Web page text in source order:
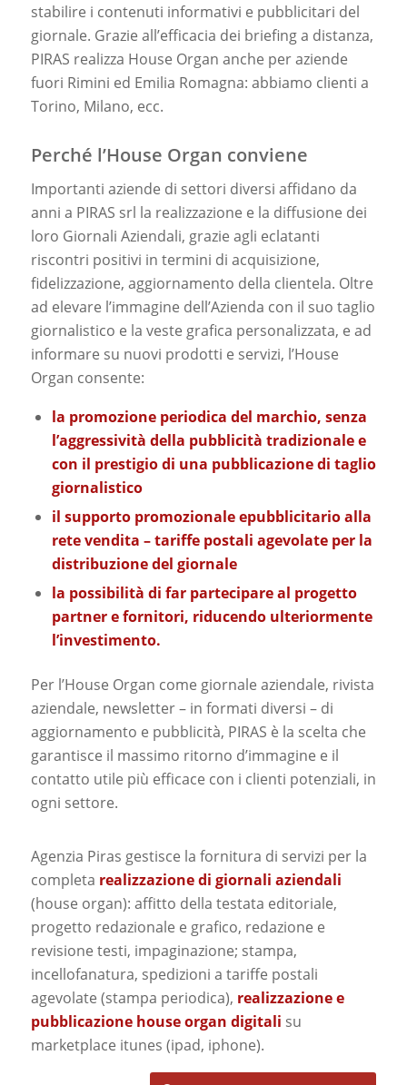
stabilire i contenuti informativi e pubblicitari del
giornale. Grazie all’efficacia dei briefing a distanza,
PIRAS realizza House Organ anche per aziende
fuori Rimini ed Emilia Romagna: abbiamo clienti a
Torino, Milano, ecc.
Perché l’House Organ conviene
Importanti aziende di settori diversi affidano da
anni a PIRAS srl la realizzazione e la diffusione dei
loro Giornali Aziendali, grazie agli eclatanti
riscontri positivi in termini di acquisizione,
fidelizzazione, aggiornamento della clientela. Oltre
ad elevare l’immagine dell’Azienda con il suo taglio
giornalistico e la veste grafica personalizzata, e ad
informare su nuovi prodotti e servizi, l’House
Organ consente:
la promozione periodica del marchio, senza
l’aggressività della pubblicità tradizionale e
con il prestigio di una pubblicazione di taglio
giornalistico
il supporto promozionale epubblicitario alla
rete vendita – tariffe postali agevolate per la
distribuzione del giornale
la possibilità di far partecipare al progetto
partner e fornitori, riducendo ulteriormente
l’investimento.
Per l’House Organ come giornale aziendale, rivista
aziendale, newsletter – in formati diversi – di
aggiornamento e pubblicità, PIRAS è la scelta che
garantisce il massimo ritorno d’immagine e il
contatto utile più efficace con i clienti potenziali, in
ogni settore.
Agenzia Piras gestisce la fornitura di servizi per la
completa realizzazione di giornali aziendali
(house organ): affitto della testata editoriale,
progetto redazionale e grafico, redazione e
revisione testi, impaginazione; stampa,
incellofanatura, spedizioni a tariffe postali
agevolate (stampa periodica), realizzazione e
pubblicazione house organ digitali su
marketplace itunes (ipad, iphone).